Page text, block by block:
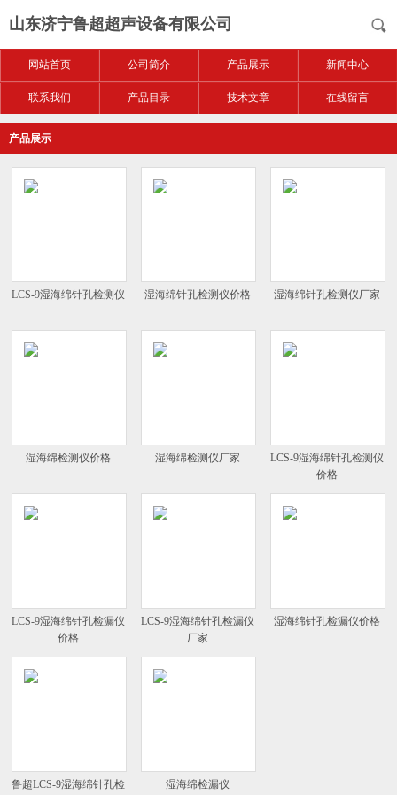
山东济宁鲁超超声设备有限公司
网站首页 公司简介 产品展示 新闻中心
联系我们 产品目录 技术文章 在线留言
产品展示
LCS-9湿海绵针孔检测仪 湿海绵针孔检测仪价格 湿海绵针孔检测仪厂家
湿海绵检测仪价格 湿海绵检测仪厂家
LCS-9湿海绵针孔检测仪
价格
LCS-9湿海绵针孔检漏仪
价格
LCS-9湿海绵针孔检漏仪
厂家
湿海绵针孔检漏仪价格
鲁超LCS-9湿海绵针孔检
湿海绵检漏仪